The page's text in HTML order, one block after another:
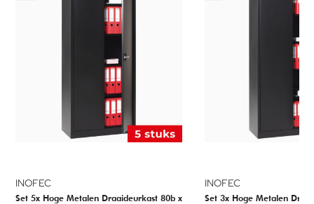
INOFEC
Set 5x Hoge Metalen Draaideurkast 80b x
INOFEC
Set 3x Hoge Metalen